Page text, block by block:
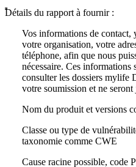
Détails du rapport à fournir :
Vos informations de contact,
votre organisation, votre
téléphone, afin que nous
nécessaire. Ces informations
consulter les dossiers mylife
votre soumission et ne seront
Nom du produit et versions
Classe ou type de
taxonomie comme CWE
Cause racine possible, code